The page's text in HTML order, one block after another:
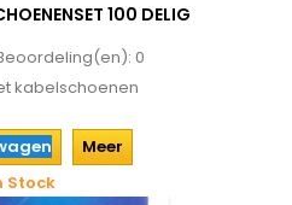
100 DELIG
0
kabelschoenen
Meer
Stock